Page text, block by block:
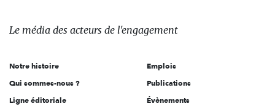
des
l'engagement
Le média des acteurs de l'engagement
Notre histoire
Qui sommes-nous ?
Ligne éditoriale
Emplois
Publications
Évènements